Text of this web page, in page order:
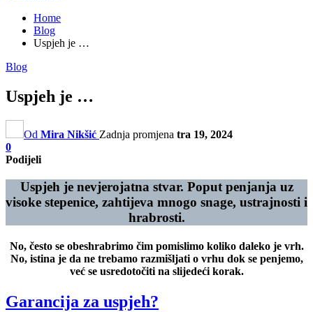
Home
Blog
Uspjeh je …
Blog
Uspjeh je …
Od Mira Nikšić Zadnja promjena tra 19, 2024
0
Podijeli
Uspjeh je nevjerojatna stvar. Poput penjanja uz
visoke stepenice, zahtijeva mnogo snage, ustrajnosti i
hrabrosti.
No, često se obeshrabrimo čim pomislimo koliko daleko je vrh.
No, istina je da ne trebamo razmišljati o vrhu dok se penjemo,
već se usredotočiti na slijedeći korak.
Garancija za uspjeh?